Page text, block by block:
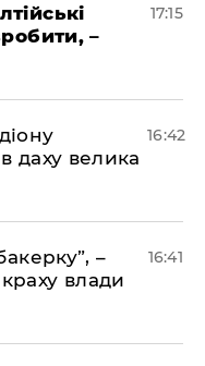
–
17:15
даху велика
16:42
–
влади
16:41